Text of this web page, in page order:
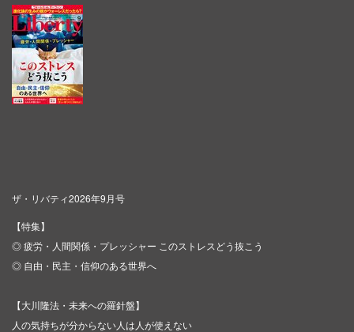
ザ・リバティ2026年9月号
【特集】
◎ 疲労・人間関係・プレッシャー このストレスどう抜こう
◎ 自由・民主・信仰のある世界へ
【大川隆法・未来への羅針盤】
人の気持ちが分からない人は人が使えない